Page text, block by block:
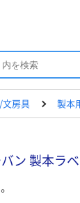
房具 製本
ン 製本ラベ